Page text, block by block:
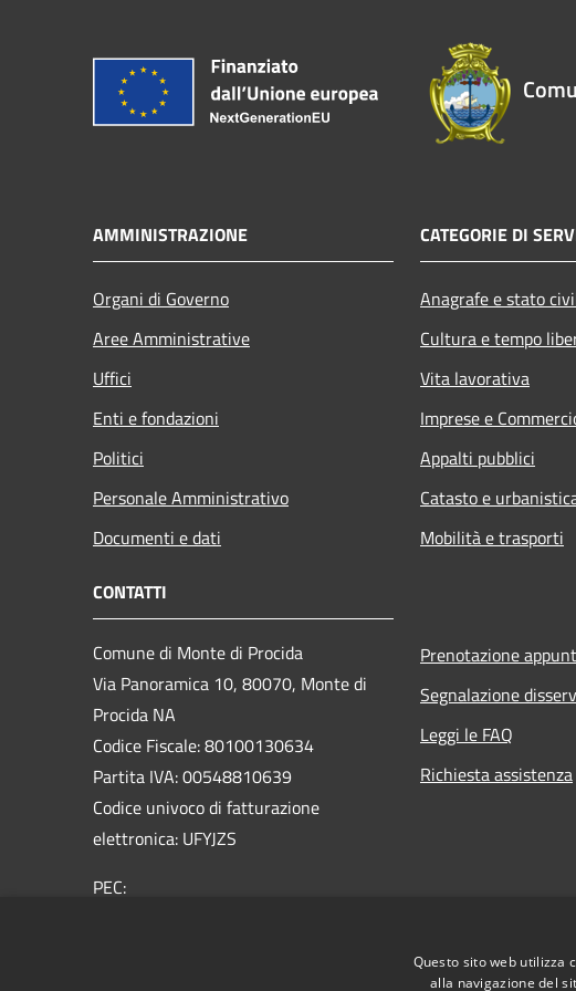
AMMINISTRAZIONE
Organi di Governo
Aree Amministrative
Uffici
Enti e fondazioni
Politici
Personale Amministrativo
Documenti e dati
CATEGORIE DI
Anagrafe e stato
Cultura e tempo
Vita lavorativa
Imprese e
Appalti pubblici
Catasto e
Mobilità e trasporti
CONTATTI
Comune di Monte di Procida
Via Panoramica 10, 80070, Monte di
Procida NA
Codice Fiscale: 80100130634
Partita IVA: 00548810639
Codice univoco di fatturazione
elettronica: UFYJZS
PEC:
Prenotazione
Segnalazione
Leggi le FAQ
Richiesta assistenza
Questo sito web utilizza
alla navigazione del